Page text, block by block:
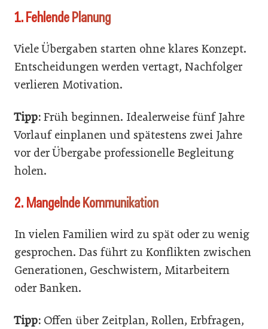
1. Fehlende Planung
Viele Übergaben starten ohne klares Konzept.
Entscheidungen werden vertagt, Nachfolger
verlieren Motivation.
Tipp: Früh beginnen. Idealerweise fünf Jahre
Vorlauf einplanen und spätestens zwei Jahre
vor der Übergabe professionelle Begleitung
holen.
2. Mangelnde Kommunikation
In vielen Familien wird zu spät oder zu wenig
gesprochen. Das führt zu Konflikten zwischen
Generationen, Geschwistern, Mitarbeitern
oder Banken.
Tipp: Offen über Zeitplan, Rollen, Erbfragen,